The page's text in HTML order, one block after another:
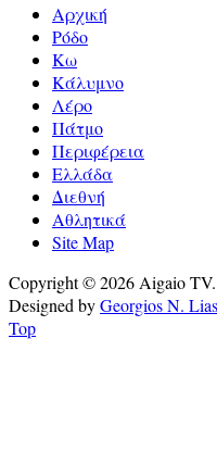
Αρχική
Ρόδο
Κω
Κάλυμνο
Λέρο
Πάτμο
Περιφέρεια
Ελλάδα
Διεθνή
Αθλητικά
Site Map
Copyright © 2026 Aigaio
Designed byGeorgios N. Lias
Top